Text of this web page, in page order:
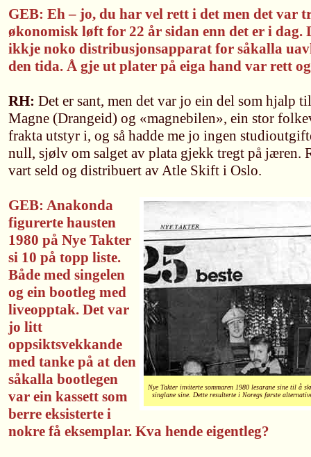
GEB: Eh – jo, du har vel rett i det men det var
økonomisk løft for 22 år sidan enn det er i dag.
ikkje noko distribusjonsapparat for såkalla
den tida. Å gje ut plater på eiga hand var rett
RH: Det er sant, men det var jo ein del som hjalp
Magne (Drangeid) og «magnebilen», ein stor
frakta utstyr i, og så hadde me jo ingen
null, sjølv om salget av plata gjekk tregt på jæren.
vart seld og distribuert av Atle Skift i Oslo.
Nye Takter inviterte sommaren 1980 lesarane sine til å
singlane sine. Dette resulterte i Noregs første
GEB: Anakonda
figurerte hausten
1980 på Nye Takter
si 10 på topp liste.
Både med singelen
og ein bootleg med
liveopptak. Det var
jo litt
oppsiktsvekkande
med tanke på at den
såkalla bootlegen
var ein kassett som
berre eksisterte i
nokre få eksemplar. Kva hende eigentleg?